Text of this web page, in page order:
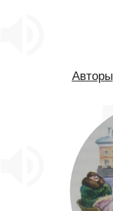
Авторы